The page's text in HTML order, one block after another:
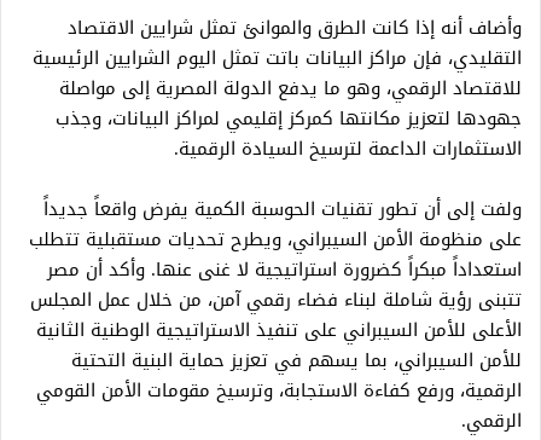
وأضاف أنه إذا كانت الطرق والموانئ تمثل شرايين الاقتصاد
التقليدي، فإن مراكز البيانات باتت تمثل اليوم الشرايين الرئيسية
للاقتصاد الرقمي، وهو ما يدفع الدولة المصرية إلى مواصلة
جهودها لتعزيز مكانتها كمركز إقليمي لمراكز البيانات، وجذب
الاستثمارات الداعمة لترسيخ السيادة الرقمية.
ولفت إلى أن تطور تقنيات الحوسبة الكمية يفرض واقعاً جديداً
على منظومة الأمن السيبراني، ويطرح تحديات مستقبلية تتطلب
استعداداً مبكراً كضرورة استراتيجية لا غنى عنها. وأكد أن مصر
تتبنى رؤية شاملة لبناء فضاء رقمي آمن، من خلال عمل المجلس
الأعلى للأمن السيبراني على تنفيذ الاستراتيجية الوطنية الثانية
للأمن السيبراني، بما يسهم في تعزيز حماية البنية التحتية
الرقمية، ورفع كفاءة الاستجابة، وترسيخ مقومات الأمن القومي
الرقمي.